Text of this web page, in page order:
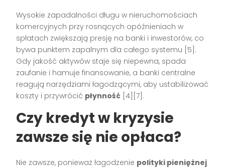
Wysokie zapadalności długu w nieruchomościach
komercyjnych przy rosnących opóźnieniach w
spłatach zwiększają presję na banki i inwestorów, co
bywa punktem zapalnym dla całego systemu [5].
Gdy jakość aktywów staje się niepewna, spada
zaufanie i hamuje finansowanie, a banki centralne
reagują narzędziami łagodzącymi, aby ustabilizować
koszty i przywrócić płynność [4][7].
Czy kredyt w kryzysie
zawsze się nie opłaca?
Nie zawsze, ponieważ łagodzenie polityki pieniężnej